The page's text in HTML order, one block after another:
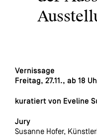
Vernissage
Freitag, 27.11., ab 18
kuratiert von Eveline
Jury
Susanne Hofer,